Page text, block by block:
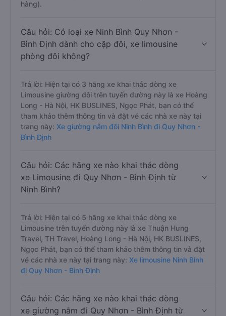
hàng).
Câu hỏi: Có loại xe Ninh Bình Quy Nhơn -
Bình Định dành cho cặp đôi, xe limousine
phòng đôi không?
Trả lời: Hiện tại có 3 hãng xe khai thác dòng xe
Limousine giường đôi trên tuyến đường này là xe Hoàng
Long - Hà Nội, HK BUSLINES, Ngọc Phát, bạn có thể
tham khảo thêm thông tin và đặt vé các nhà xe này tại
trang này: Xe giường nằm đôi Ninh Bình đi Quy Nhơn -
Bình Định
Câu hỏi: Các hãng xe nào khai thác dòng
xe Limousine đi Quy Nhơn - Bình Định từ
Ninh Bình?
Trả lời: Hiện tại có 5 hãng xe khai thác dòng xe
Limousine trên tuyến đường này là xe Thuận Hưng
Travel, TH Travel, Hoàng Long - Hà Nội, HK BUSLINES,
Ngọc Phát, bạn có thể tham khảo thêm thông tin và đặt
vé các nhà xe này tại trang này: Xe limousine Ninh Bình
đi Quy Nhơn - Bình Định
Câu hỏi: Các hãng xe nào khai thác dòng
xe giường nằm đi Quy Nhơn - Bình Định từ